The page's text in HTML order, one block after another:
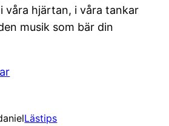
våra hjärtan, i våra tankar
musik som bär din
Lästips